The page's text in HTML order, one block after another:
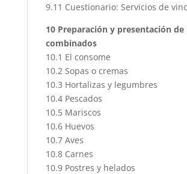
9.11 Cuestionario: Servicios de
10 Preparación y presentación
combinados
10.1 El consome
10.2 Sopas o cremas
10.3 Hortalizas y legumbres
10.4 Pescados
10.5 Mariscos
10.6 Huevos
10.7 Aves
10.8 Carnes
10.9 Postres y helados